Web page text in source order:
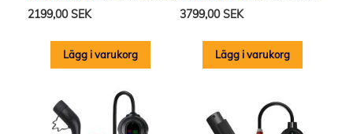
2199,00 SEK
Lägg i varukorg
3799,00 SEK
Lägg i varukorg